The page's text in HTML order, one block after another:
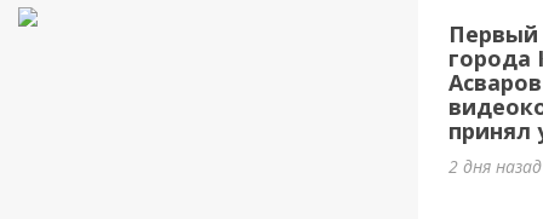
Первый
города
принял
2 дня